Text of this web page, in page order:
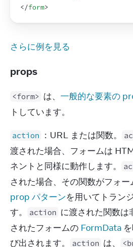
</form>
さらに例を見る
props
<form> は、 一般的な要素の
トしています。
action ：URL または関数。
渡された場合、フォームは
ネントと同様に動作します。
された場合、その関数がフォー
prop パターンを用いてトラン
す。
action に渡された関数は
されたフォームの FormData
び出されます。
action は、